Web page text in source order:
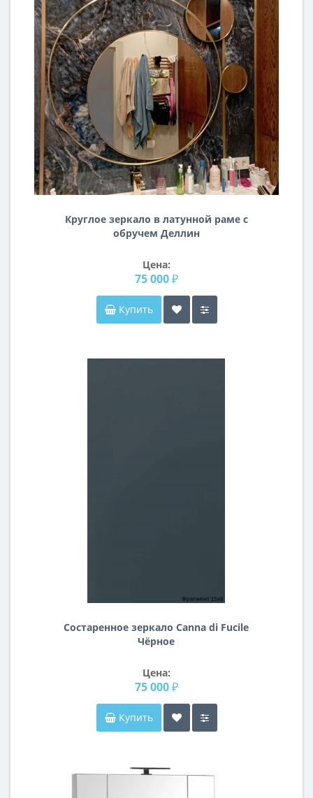
Круглое зеркало в латунной раме с
обручем Деллин
Цена:
75 000 ₽
Купить
Состаренное зеркало Canna di Fucile
Чёрное
Цена:
75 000 ₽
Купить